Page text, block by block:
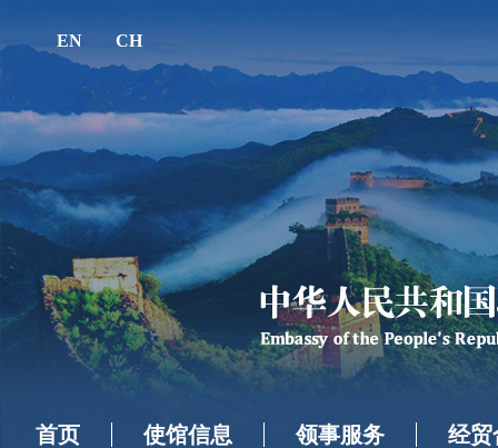
EN CH
首页 使馆信息 领事服务 经贸